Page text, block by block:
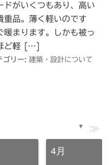
ドがいくつもあり、高い
重品。薄く軽いのです
暖まります。しかも被っ
ど軽 […]
ゴリー: 建築・設計について
▼ ≫
4月